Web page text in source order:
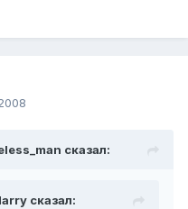
сказал:
сказал: